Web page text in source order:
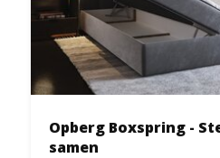
Opberg Boxspring -
samen